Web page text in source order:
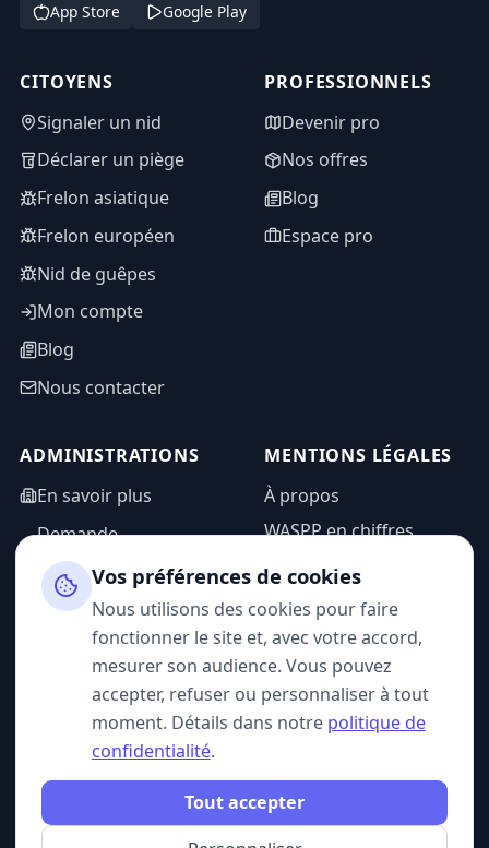
App Store Google Play
CITOYENS
Signaler un nid
Déclarer un piège
Frelon asiatique
Frelon européen
Nid de guêpes
Mon compte
Blog
Nous contacter
PROFESSIONNELS
Devenir pro
Nos offres
Blog
Espace pro
ADMINISTRATIONS
En savoir plus
Demande
d'information
Espace admin
MENTIONS LÉGALES
À propos
WASPP en chiffres
Mentions légales
Politique de
confidentialité
CGU
SUIVEZ-NOUS
Vos préférences de cookies
Nous utilisons des cookies pour faire
fonctionner le site et, avec votre accord,
mesurer son audience. Vous pouvez
accepter, refuser ou personnaliser à tout
moment. Détails dans notre politique de
confidentialité.
Tout accepter